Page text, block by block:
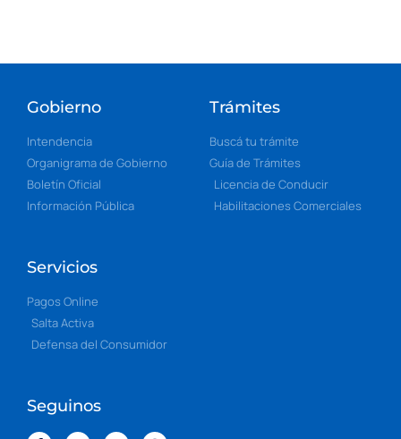
Gobierno
Intendencia
Organigrama de Gobierno
Boletín Oficial
Información Pública
Trámites
Buscá tu trámite
Guía de Trámites
Licencia de Conducir
Habilitaciones Comerciales
Servicios
Pagos Online
Salta Activa
Defensa del Consumidor
Seguinos